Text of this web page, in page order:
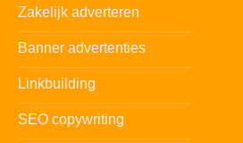
Zakelijk adverteren
Banner advertenties
Linkbuilding
SEO copywriting